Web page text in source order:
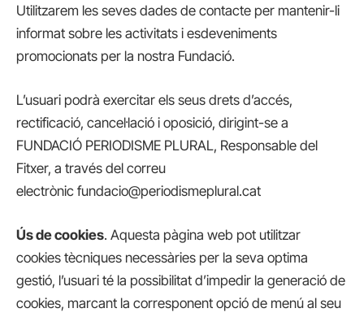
Utilitzarem les seves dades de contacte per mantenir-li
informat sobre les activitats i esdeveniments
promocionats per la nostra Fundació.
L’usuari podrà exercitar els seus drets d’accés,
rectificació, cancel·lació i oposició, dirigint-se a
FUNDACIÓ PERIODISME PLURAL, Responsable del
Fitxer, a través del correu
electrònic fundacio@periodismeplural.cat
Ús de cookies. Aquesta pàgina web pot utilitzar
cookies tècniques necessàries per la seva optima
gestió, l’usuari té la possibilitat d’impedir la generació de
cookies, marcant la corresponent opció de menú al seu